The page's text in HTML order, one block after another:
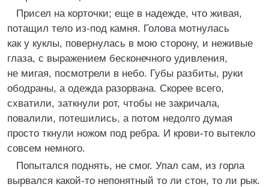
Присел на корточки; еще в надежде, что живая,
потащил тело из-под камня. Голова мотнулась
как у куклы, повернулась в мою сторону, и неживые
глаза, с выражением бесконечного удивления,
не мигая, посмотрели в небо. Губы разбиты, руки
ободраны, а одежда разорвана. Скорее всего,
схватили, заткнули рот, чтобы не закричала,
повалили, потешились, а потом недолго думая
просто ткнули ножом под ребра. И крови-то вытекло
совсем немного.
Попытался поднять, не смог. Упал сам, из горла
вырвался какой-то непонятный то ли стон, то ли рык.